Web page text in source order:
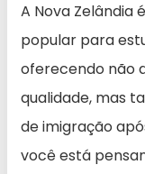
A Nova Zelândia
popular para
oferecendo não
qualidade, mas
de imigração
você está